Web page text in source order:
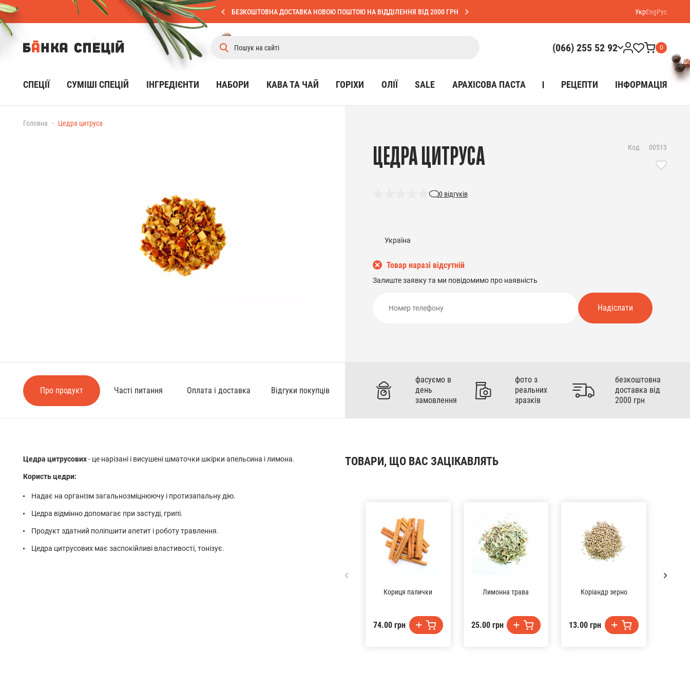
БЕЗКОШТОВНА ДОСТАВКА НОВОЮ ПОШТОЮ НА ВІДДІЛЕННЯ ВІД 2000 ГРН УкрEngРус
(066) 255 52 92 0
СПЕЦІЇ CУМІШІ СПЕЦІЙ ІНГРЕДІЄНТИ НАБОРИ КАВА ТА ЧАЙ ГОРІХИ ОЛІЇ SALE АРАХІСОВА ПАСТА РЕЦЕПТИ ІНФОРМАЦІЯ
Головна Цедра цитруса
ЦЕДРА ЦИТРУСА
0 відгуків
Код 00513
Україна
Товар наразі відсутній
Залиште заявку та ми повідомимо про наявність
Надіслати
Про продукт Часті питання Оплата і доставка Відгуки покупців
фасуємо в
день
замовлення
фото з
реальних
зразків
безкоштовна
доставка від
2000 грн
Цедра цитрусових- це нарізані і висушені шматочки шкірки апельсина і лимона.
Користь цедри:
Надає на організм загальнозміцнюючу і протизапальну дію.
Цедра відмінно допомагає при застуді, грипі.
Продукт здатний поліпшити апетит і роботу травлення.
Цедра цитрусових має заспокійливі властивості, тонізує.
ТОВАРИ, ЩО ВАС ЗАЦІКАВЛЯТЬ
Кориця палички
74.00 грн
Лимонна трава
25.00 грн
Коріандр зерно
13.00 грн